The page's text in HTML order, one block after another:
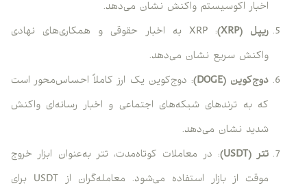
اخبار اکوسیستم واکنش نشان می‌دهد.
ریپل (XRP)
: XRP به اخبار حقوقی و همکاری‌های نهادی
واکنش سریع نشان می‌دهد.
دوج‌کوین (DOGE)
: دوج‌کوین یک ارز کاملاً احساس‌محور است
که به ترندهای شبکه‌های اجتماعی و اخبار رسانه‌ای واکنش
شدید نشان می‌دهد.
تتر (USDT)
: در معاملات کوتاه‌مدت، تتر به‌عنوان ابزار خروج
موقت از بازار استفاده می‌شود. معامله‌گران از USDT برای